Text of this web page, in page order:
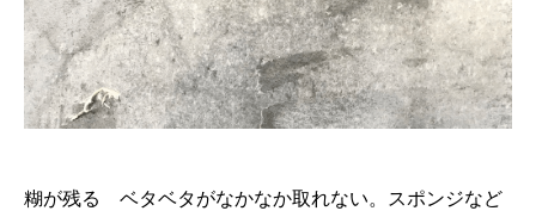
糊が残る ベタベタがなかなか取れない。スポンジなど